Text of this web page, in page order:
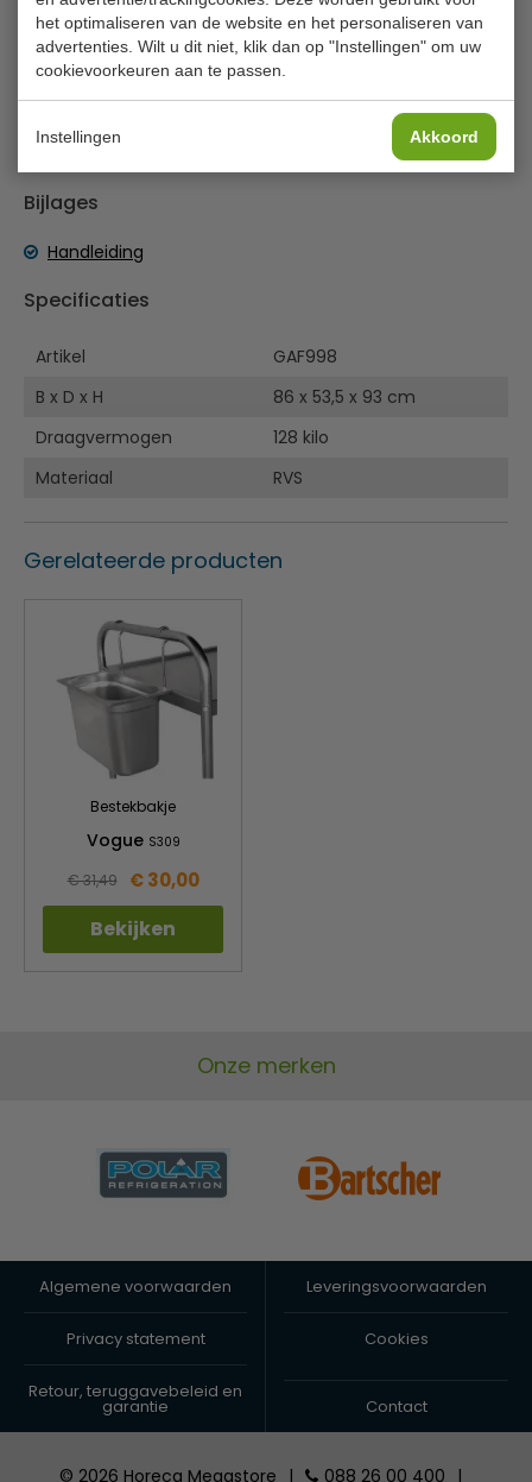
het optimaliseren van de website en het personaliseren van
advertenties. Wilt u dit niet, klik dan op "Instellingen" om uw
cookievoorkeuren aan te passen.
Instellingen Akkoord
veilig en eenvoudig transporteren van items. Deze
serveerwagen met 2 bladen helpt uw personeel bij het
afruimen van tafels, ruimtes schoon en hygiënisch te
houden en klanten tevreden te houden.
Plat verpakt voor eenvoudige zelfmontage
Ruimte tussen bladen: 56,5cm
Bijlages
Handleiding
Specificaties
Artikel
GAF998
B x D x H
86 x 53,5 x 93 cm
Draagvermogen
128 kilo
Materiaal
RVS
Gerelateerde producten
Bestekbakje
Vogue S309
€ 31,49 € 30,00
Bekijken
Onze merken
Algemene voorwaarden Leveringsvoorwaarden
Privacy statement Cookies
Retour, teruggavebeleid en
garantie Contact
© 2026 Horeca Megastore | 088 26 00 400 |